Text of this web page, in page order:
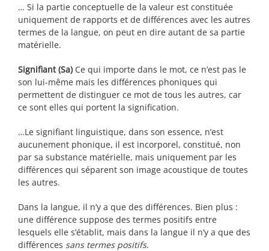
… Si la partie conceptuelle de la valeur est constituée
uniquement de rapports et de différences avec les autres
termes de la langue, on peut en dire autant de sa partie
matérielle.
Signifiant (Sa) Ce qui importe dans le mot, ce n’est pas le
son lui-même mais les différences phoniques qui
permettent de distinguer ce mot de tous les autres, car
ce sont elles qui portent la signification.
…Le signifiant linguistique, dans son essence, n’est
aucunement phonique, il est incorporel, constitué, non
par sa substance matérielle, mais uniquement par les
différences qui séparent son image acoustique de toutes
les autres.
Dans la langue, il n’y a que des différences. Bien plus :
une différence suppose des termes positifs entre
lesquels elle s’établit, mais dans la langue il n’y a que des
différences sans termes positifs.